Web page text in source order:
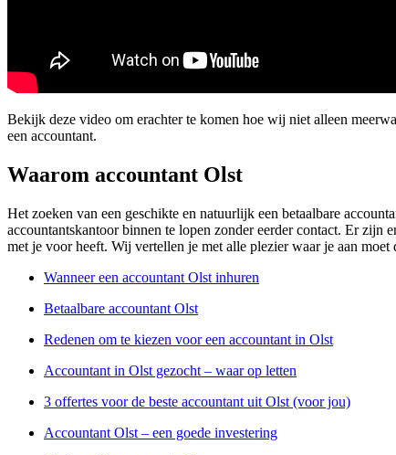
Bekijk deze video om erachter te komen hoe wij niet alleen
een accountant.
Waarom accountant Olst
Het zoeken van een geschikte en natuurlijk een betaalbare
accountantskantoor binnen te lopen zonder eerder contact. Er
met je voor heeft. Wij vertellen je met alle plezier waar je aan moet
Wanneer een accountant Olst inhuren
Betaalbare accountant Olst
Redenen om te kiezen voor een accountant in Olst
Accountant in Olst gezocht – waar op letten
3 offertes voor de beste accountant uit Olst (voor jou)
Accountant Olst – een goede investering